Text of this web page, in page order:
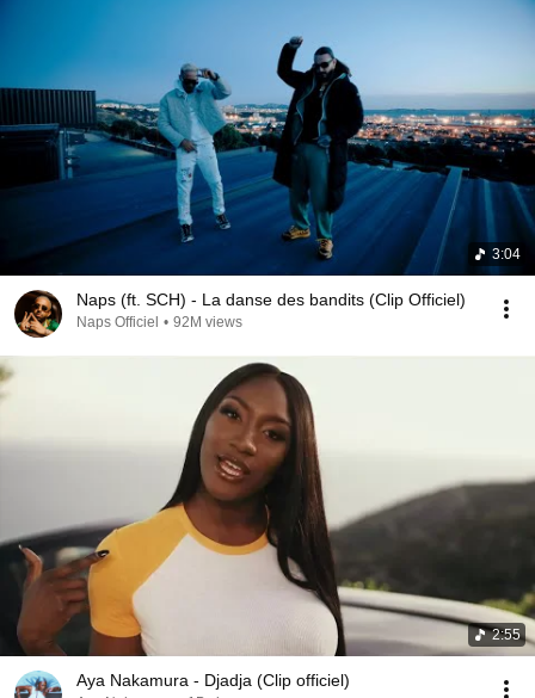
3:04
Naps (ft. SCH) - La danse des bandits (Clip Officiel)
Naps Officiel • 92M views
2:55
Aya Nakamura - Djadja (Clip officiel)